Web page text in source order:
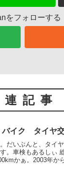
をフォローする
連記事
バイク タイヤ
だいぶんと、タイ
。車検もあるしぃ
かぁ。2003年か